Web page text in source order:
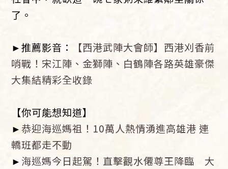
了。
►推薦影音：
【西港武陣大會師】西港刈香前
哨戰！宋江陣、金獅陣、白鶴陣各路英雄豪傑
大集結精彩全收錄
【你可能想知道】
► 恭迎海巡媽祖！10萬人熱情湧進高雄港 連
轎班都走不動
► 海巡媽今日起駕！直擊觀水僊尊王降臨 大